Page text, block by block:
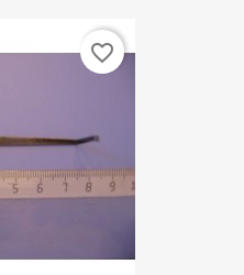
favorite_border